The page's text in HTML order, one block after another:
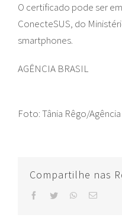
O certificado pode ser
ConecteSUS, do
smartphones.
AGÊNCIA BRASIL
Foto: Tânia Rêgo/
Compartilhe nas
facebooktwitterwhatsapp